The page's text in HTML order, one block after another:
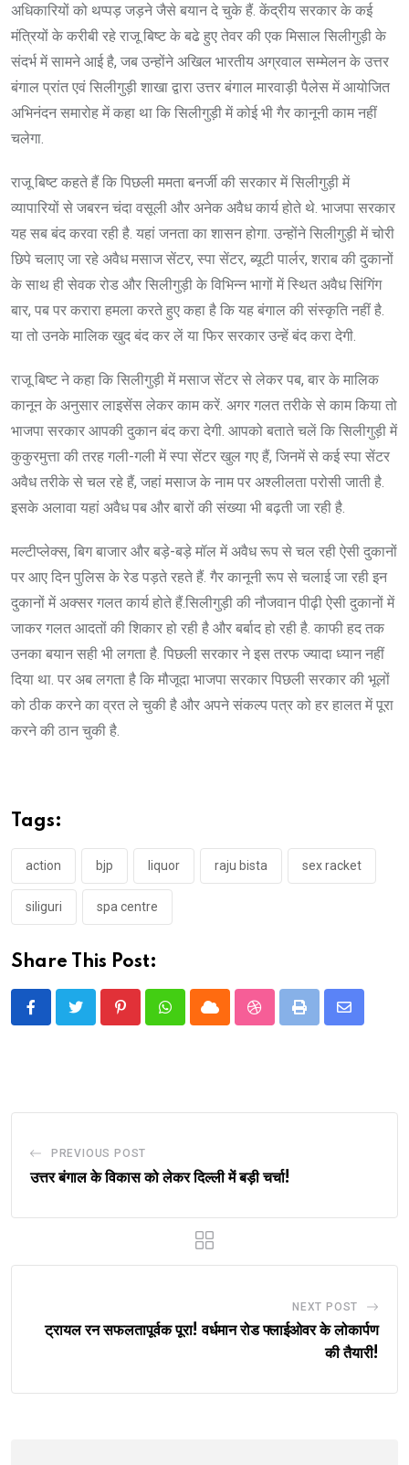
अधिकारियों को थप्पड़ जड़ने जैसे बयान दे चुके हैं. केंद्रीय सरकार के कई
मंत्रियों के करीबी रहे राजू बिष्ट के बढे हुए तेवर की एक मिसाल सिलीगुड़ी के
संदर्भ में सामने आई है, जब उन्होंने अखिल भारतीय अग्रवाल सम्मेलन के उत्तर
बंगाल प्रांत एवं सिलीगुड़ी शाखा द्वारा उत्तर बंगाल मारवाड़ी पैलेस में आयोजित
अभिनंदन समारोह में कहा था कि सिलीगुड़ी में कोई भी गैर कानूनी काम नहीं
चलेगा.
राजू बिष्ट कहते हैं कि पिछली ममता बनर्जी की सरकार में सिलीगुड़ी में
व्यापारियों से जबरन चंदा वसूली और अनेक अवैध कार्य होते थे. भाजपा सरकार
यह सब बंद करवा रही है. यहां जनता का शासन होगा. उन्होंने सिलीगुड़ी में चोरी
छिपे चलाए जा रहे अवैध मसाज सेंटर, स्पा सेंटर, ब्यूटी पार्लर, शराब की दुकानों
के साथ ही सेवक रोड और सिलीगुड़ी के विभिन्न भागों में स्थित अवैध सिंगिंग
बार, पब पर करारा हमला करते हुए कहा है कि यह बंगाल की संस्कृति नहीं है.
या तो उनके मालिक खुद बंद कर लें या फिर सरकार उन्हें बंद करा देगी.
राजू बिष्ट ने कहा कि सिलीगुड़ी में मसाज सेंटर से लेकर पब, बार के मालिक
कानून के अनुसार लाइसेंस लेकर काम करें. अगर गलत तरीके से काम किया तो
भाजपा सरकार आपकी दुकान बंद करा देगी. आपको बताते चलें कि सिलीगुड़ी में
कुकुरमुत्ता की तरह गली-गली में स्पा सेंटर खुल गए हैं, जिनमें से कई स्पा सेंटर
अवैध तरीके से चल रहे हैं, जहां मसाज के नाम पर अश्लीलता परोसी जाती है.
इसके अलावा यहां अवैध पब और बारों की संख्या भी बढ़ती जा रही है.
मल्टीप्लेक्स, बिग बाजार और बड़े-बड़े मॉल में अवैध रूप से चल रही ऐसी दुकानों
पर आए दिन पुलिस के रेड पड़ते रहते हैं. गैर कानूनी रूप से चलाई जा रही इन
दुकानों में अक्सर गलत कार्य होते हैं.सिलीगुड़ी की नौजवान पीढ़ी ऐसी दुकानों में
जाकर गलत आदतों की शिकार हो रही है और बर्बाद हो रही है. काफी हद तक
उनका बयान सही भी लगता है. पिछली सरकार ने इस तरफ ज्यादा ध्यान नहीं
दिया था. पर अब लगता है कि मौजूदा भाजपा सरकार पिछली सरकार की भूलों
को ठीक करने का व्रत ले चुकी है और अपने संकल्प पत्र को हर हालत में पूरा
करने की ठान चुकी है.
Tags:
action bjp liquor raju bista sex racket
siliguri spa centre
Share This Post:
PinterestWhatsappCloud StumbleUpon
Print
Share
PREVIOUS POST
उत्तर बंगाल के विकास को लेकर दिल्ली में बड़ी चर्चा!
NEXT POST
ट्रायल रन सफलतापूर्वक पूरा! वर्धमान रोड फ्लाईओवर के लोकार्पण
की तैयारी!